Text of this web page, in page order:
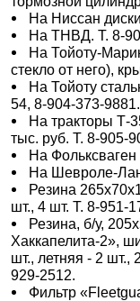
На Ниссан
На ТНВД. Т. 8-
На Тойоту-
стекло от него),
На Тойоту
54, 8-904-373-9881.
На тракторы Т-
тыс. руб. Т. 8-905-
На
На Шевроле-
Резина
шт., 4 шт. Т. 8-951-
Резина, б/у,
Хаккапелита-2»,
шт., летняя - 2 шт.,
929-2512.
Фильтр